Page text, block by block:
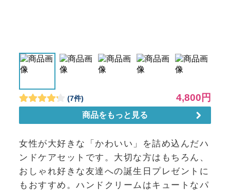
女性が大好きな「かわいい」を詰め込んだハ
ンドケアセットです。大切な方はもちろん、
おしゃれ好きな友達への誕生日プレゼントに
もおすすめ。ハンドクリームはキュートなパ